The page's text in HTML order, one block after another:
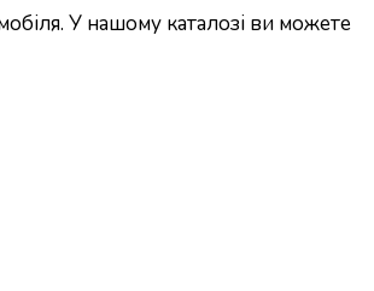
У нашому каталозі ви можете